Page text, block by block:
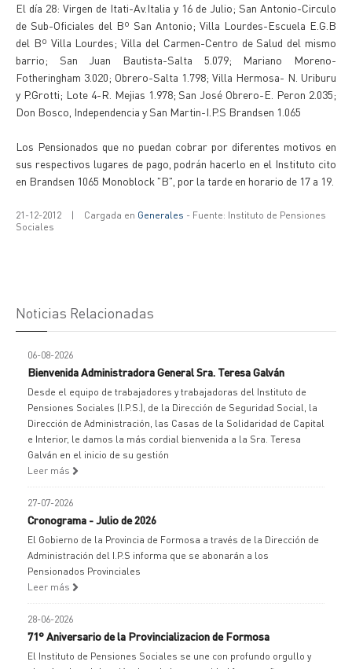
El día 28: Virgen de Itati-Av.Italia y 16 de Julio; San Antonio-Circulo
de Sub-Oficiales del Bº San Antonio; Villa Lourdes-Escuela E.G.B
del Bº Villa Lourdes; Villa del Carmen-Centro de Salud del mismo
barrio; San Juan Bautista-Salta 5.079; Mariano Moreno-
Fotheringham 3.020; Obrero-Salta 1.798; Villa Hermosa- N. Uriburu
y P.Grotti; Lote 4-R. Mejias 1.978; San José Obrero-E. Peron 2.035;
Don Bosco, Independencia y San Martin-I.P.S Brandsen 1.065
Los Pensionados que no puedan cobrar por diferentes motivos en
sus respectivos lugares de pago, podrán hacerlo en el Instituto cito
en Brandsen 1065 Monoblock "B", por la tarde en horario de 17 a 19.
21-12-2012 | Cargada en Generales - Fuente: Instituto de Pensiones
Sociales
Noticias Relacionadas
06-08-2026
Bienvenida Administradora General Sra. Teresa Galván
Desde el equipo de trabajadores y trabajadoras del Instituto de
Pensiones Sociales (I.P.S.), de la Dirección de Seguridad Social, la
Dirección de Administración, las Casas de la Solidaridad de Capital
e Interior, le damos la más cordial bienvenida a la Sra. Teresa
Galván en el inicio de su gestión
Leer más
27-07-2026
Cronograma - Julio de 2026
El Gobierno de la Provincia de Formosa a través de la Dirección de
Administración del I.P.S informa que se abonarán a los
Pensionados Provinciales
Leer más
28-06-2026
71° Aniversario de la Provincializacion de Formosa
El Instituto de Pensiones Sociales se une con profundo orgullo y